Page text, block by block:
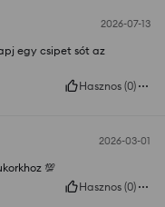
2026-07-13
egy csipet sót az
Hasznos (0)
2026-03-01
💯
Hasznos (0)